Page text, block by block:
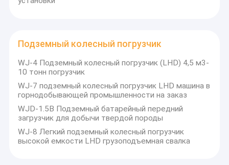
Главная страница
Продукция
Подземный колесный погрузчик
WJ-4 Подземный колесный погрузчик (LHD) 4,5 м3-
10 тонн погрузчик
WJ-7 подземный колесный погрузчик LHD машина в
горнодобывающей промышленности на заказ
WJD-1.5B Подземный батарейный передний
загрузчик для добычи твердой породы
WJ-8 Легкий подземный колесный погрузчик
высокой емкости LHD грузоподъемная свалка
Компания KAMACH специализируется на разработке горного
оборудования различных спецификаций, включая
подземные буровые работы, добычу полезных ископаемых,
бурение, транспортировку, обслуживание и специальные